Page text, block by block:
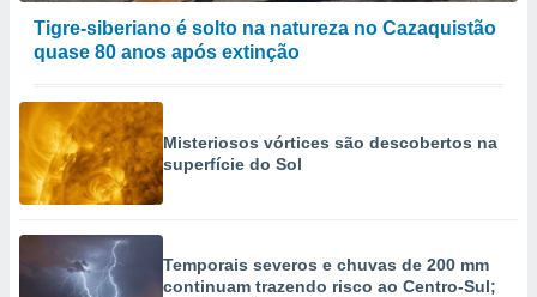
Tigre-siberiano é solto na natureza no Cazaquistão
quase 80 anos após extinção
Misteriosos vórtices são descobertos na
superfície do Sol
Temporais severos e chuvas de 200 mm
continuam trazendo risco ao Centro-Sul;